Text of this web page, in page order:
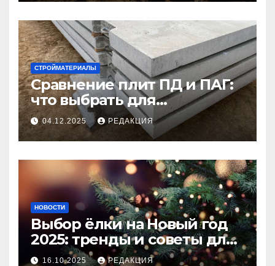
СТРОЙМАТЕРИАЛЫ
Сравнение плит ПД и ПАГ:
что выбрать для
долговечного и прочного
покрытия
04.12.2025 РЕДАКЦИЯ
НОВОСТИ
Выбор ёлки на Новый год
2025: тренды и советы для
идеального праздника
16.10.2025 РЕДАКЦИЯ